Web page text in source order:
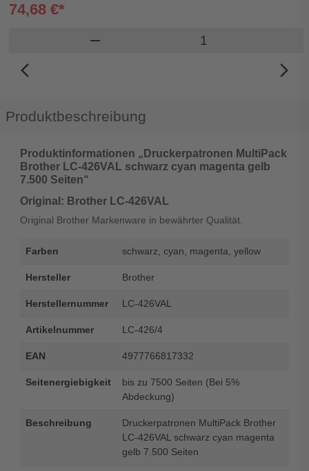
74,68 €*
remove Produkt Warenkorb
arrow_back_ios_new
arrow_forward_ios
Produktbeschreibung
Produktinformationen „Druckerpatronen MultiPack
Brother LC-426VAL schwarz cyan magenta gelb
7.500 Seiten“
Original: Brother LC-426VAL
Original Brother Markenware in bewährter Qualität.
Farben schwarz, cyan, magenta, yellow
Hersteller Brother
Herstellernummer LC-426VAL
Artikelnummer LC-426/4
EAN 4977766817332
Seitenergiebigkeit
bis zu 7500 Seiten (Bei 5%
Abdeckung)
Beschreibung
Druckerpatronen MultiPack Brother
LC-426VAL schwarz cyan magenta
gelb 7.500 Seiten